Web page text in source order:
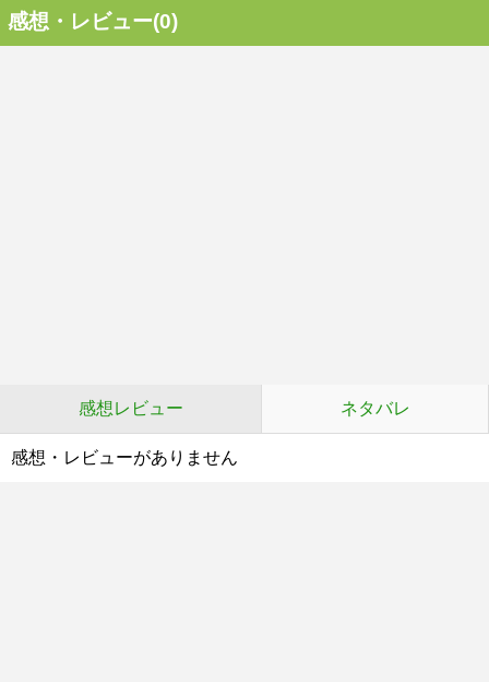
感想・レビュー(0)
感想レビュー ネタバレ
感想・レビューがありません